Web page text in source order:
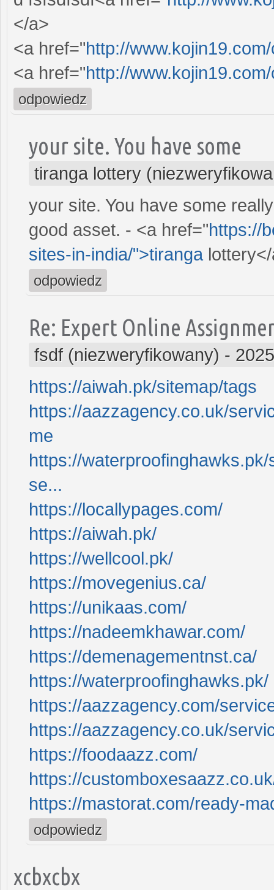
</a>
<a href="http://
<a href="http://
odpowiedz
your site. You have some
tiranga lottery
your site. You have some
good asset. - <a href="https://
sites-in-india/">tiranga
odpowiedz
Re: Expert Online
fsdf (niezweryfikowany) -
https://aiwah.pk/sitemap/tags
https://aazzagency.co.uk/
me
https://
se...
https://locallypages.com/
https://aiwah.pk/
https://wellcool.pk/
https://movegenius.ca/
https://unikaas.com/
https://nadeemkhawar.com/
https://demenagementnst.ca/
https://waterproofinghawks.pk/
https://aazzagency.com/
https://aazzagency.co.uk/
https://foodaazz.com/
https://
https://mastorat.com/ready-
odpowiedz
xcbxcbx